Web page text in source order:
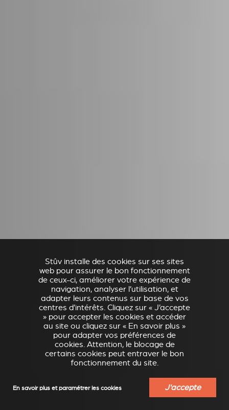
Stûv installe des cookies sur ses sites
web pour assurer le bon fonctionnement
de ceux-ci, améliorer votre expérience de
navigation, analyser l’utilisation, et
adapter leurs contenus sur base de vos
centres d’intérêts. Cliquez sur « J’accepte
» pour accepter les cookies et accéder
au site ou cliquez sur « En savoir plus »
pour adapter vos préférences de
cookies. Attention, le blocage de
certains cookies peut entraver le bon
fonctionnement du site.
En savoir plus et paramétrer les cookies J'accepte